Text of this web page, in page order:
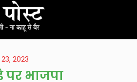
2023
पर भाजपा